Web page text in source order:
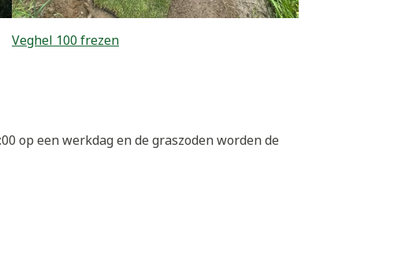
Veghel 100 frezen
op een werkdag en de graszoden worden de